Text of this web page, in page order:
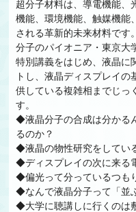
超分子材料は、導電機能、
機能、環境機能、触媒機能
される革新的未来材料です
分子のパイオニア・東京大
特別講義をはじめ、液晶に
トし、液晶ディスプレイ
供している複雑相までじっ
す。
◆液晶分子の合成は分かる
るのか？
◆液晶の物性研究をしてい
◆ディスプレイの次に来る
◆偏光って分っているつも
◆なんで液晶分子って「並
◆大学に聴講しに行くのは